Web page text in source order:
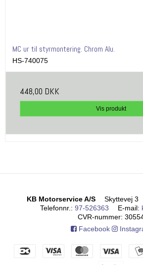
MC ur til styrmontering. Chrom Alu.
HS-740075
448,00 DKK
Vis produkt
KB Motorservice A/S Skyttevej 3
Telefonnr. : 97-526363 E-mail:
CVR-nummer:
Facebook